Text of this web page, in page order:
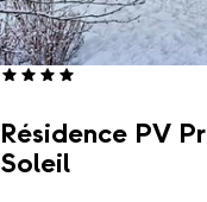
Résidence PV
Soleil